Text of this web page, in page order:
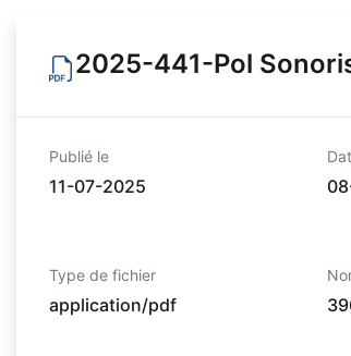
2025-441-Pol
Publié le
11-07-2025
Type de fichier
application/pdf